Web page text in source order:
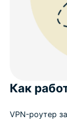
Как
VPN-роутер